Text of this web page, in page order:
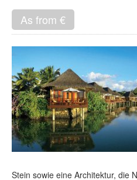
As from €
Stein sowie eine Architektur, die